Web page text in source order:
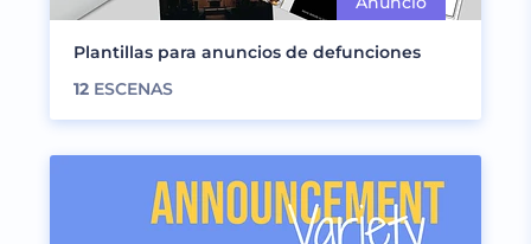
Plantillas para anuncios de defunciones
12 ESCENAS